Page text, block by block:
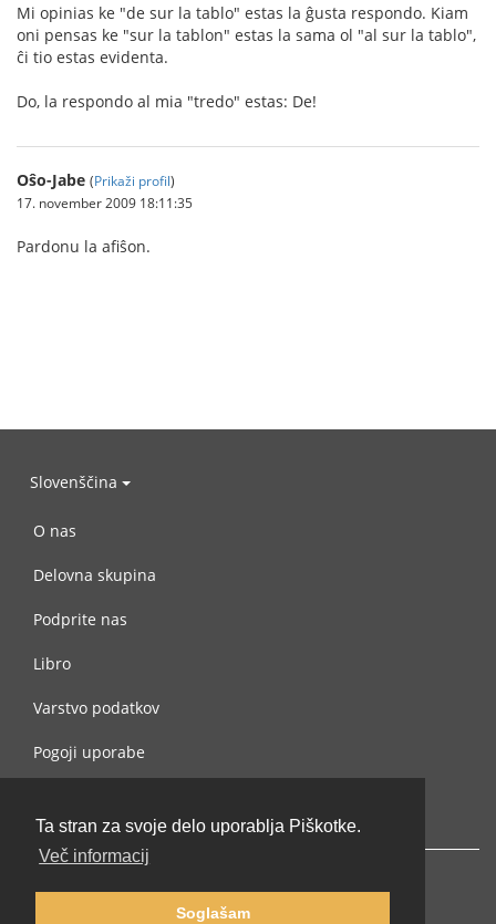
Ta stran za svoje delo uporablja Piškotke.
Več informacij
Soglašam
Mi opinias ke "de sur la tablo" estas la ĝusta respondo. Kiam
oni pensas ke "sur la tablon" estas la sama ol "al sur la tablo",
ĉi tio estas evidenta.
Do, la respondo al mia "tredo" estas: De!
Oŝo-Jabe (Prikaži profil)
17. november 2009 18:11:35
Pardonu la afiŝon.
Slovenščina
O nas
Delovna skupina
Podprite nas
Libro
Varstvo podatkov
Pogoji uporabe